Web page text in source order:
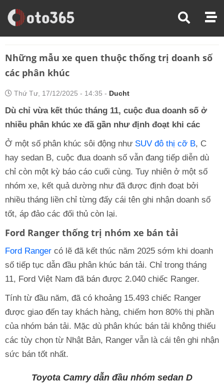
Trang Chủ
Tin Xe
Những mẫu xe quen thuộc thống trị doanh số
các phân khúc
Thứ Tư, 17/12/2025 - 14:35 - Ducht
Dù chỉ vừa kết thúc tháng 11, cuộc đua doanh số ở
nhiều phân khúc xe đã gần như định đoạt khi các
Ở một số phân khúc sôi động như SUV đô thị cỡ B, C
hay sedan B, cuộc đua doanh số vẫn đang tiếp diễn dù
chỉ còn một kỳ báo cáo cuối cùng. Tuy nhiên ở một số
nhóm xe, kết quả dường như đã được định đoạt bởi
nhiều tháng liền chỉ từng đấy cái tên ghi nhận doanh số
tốt, áp đảo các đối thủ còn lại.
Ford Ranger thống trị nhóm xe bán tải
Ford Ranger có lẽ đã kết thúc năm 2025 sớm khi doanh
số tiếp tục dẫn đầu phân khúc bán tải. Chỉ trong tháng
11, Ford Việt Nam đã bán được 2.040 chiếc Ranger.
Tính từ đầu năm, đã có khoảng 15.493 chiếc Ranger
được giao đến tay khách hàng, chiếm hơn 80% thị phần
của nhóm bán tải. Mặc dù phân khúc bán tải không thiếu
các tùy chọn từ Nhật Bản, Ranger vẫn là cái tên ghi nhận
sức bán tốt nhất.
Toyota Camry dẫn đầu nhóm sedan D